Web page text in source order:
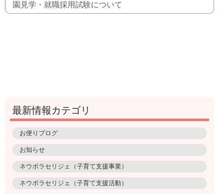
園見学・就職採用試験について
最新情報カテゴリ
お便りブログ
お知らせ
ネウボラセリジェ（子育て支援事業）
ネウボラセリジェ（子育て支援活動）